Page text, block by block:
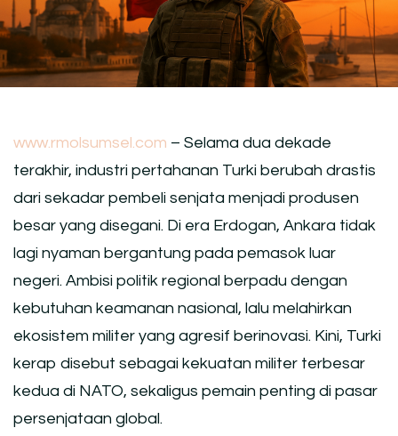
www.rmolsumsel.com – Selama dua dekade
terakhir, industri pertahanan Turki berubah drastis
dari sekadar pembeli senjata menjadi produsen
besar yang disegani. Di era Erdogan, Ankara tidak
lagi nyaman bergantung pada pemasok luar
negeri. Ambisi politik regional berpadu dengan
kebutuhan keamanan nasional, lalu melahirkan
ekosistem militer yang agresif berinovasi. Kini, Turki
kerap disebut sebagai kekuatan militer terbesar
kedua di NATO, sekaligus pemain penting di pasar
persenjataan global.